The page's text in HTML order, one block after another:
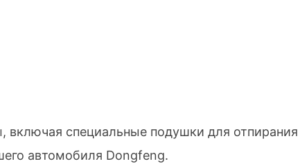
специальные подушки для отпирания
автомобиля Dongfeng.